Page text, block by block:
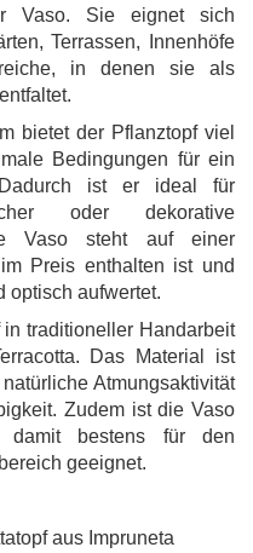
Vaso. Sie eignet sich
Terrassen, Innenhöfe
in denen sie als
bietet der Pflanztopf viel
Bedingungen für ein
Dadurch ist er ideal für
oder dekorative
Vaso steht auf einer
Preis enthalten ist und
optisch aufwertet.
in traditioneller Handarbeit
Das Material ist
Atmungsaktivität
Zudem ist die Vaso
bestens für den
geeignet.
aus Impruneta